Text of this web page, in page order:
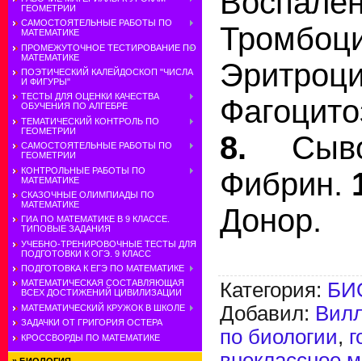
ГЕОМЕТРИИ
САМОСТОЯТЕЛЬНЫЕ РАБОТЫ ПО
МАТЕМАТИКЕ
ПРОМЕЖУТОЧНОЕ ТЕСТИРОВАНИЕ ПО
МАТЕМАТИКЕ
ПОЭТИЧЕСКИЙ КАЛЕЙДОСКОП "ЧИСЛА
И ФИГУРЫ"
ТЕСТЫ ДЛЯ ОЦЕНКИ КАЧЕСТВА
ОБУЧЕНИЯ ПО АЛГЕБРЕ
ТЕМАТИЧЕСКИЙ КОНТРОЛЬ ПО
ГЕОМЕТРИИ
САМОСТОЯТЕЛЬНЫЕ РАБОТЫ ПО
ГЕОМЕТРИИ
КОНТРОЛЬНЫЕ РАБОТЫ ПО
МАТЕМАТИКЕ
СКАЗОЧНЫЕ ОЛИМПИАДЫ ПО
МАТЕМАТИКЕ
ГИА ПО МАТЕМАТИКЕ В 9 КЛАССЕ.
ТИПОВЫЕ ЗАДАНИЯ
УЧЕБНО-ТРЕНИРОВОЧНЫЕ ТЕСТЫ ДЛЯ
ПОДГОТОВКИ К ОГЭ. 9 КЛАСС
ПОДГОТОВКА К ЕГЭ ПО МАТЕМАТИКЕ
МАТЕМАТИЧЕСКАЯ СОСТАВЛЯЮЩАЯ
ВСЕХ ДОСТИЖЕНИЙ ЦИВИЛИЗАЦИИ
МАТЕМАТИЧЕСКИЙ КРУЖОК В ШКОЛЕ
ЗАДАЧКИ ОТ ГРИГОРИЯ ОСТЕРА
КРОССВОРДЫ ПО МАТЕМАТИКЕ
8.
Фибрин.
Донор.
Категория:
Добавил:
по биологии,